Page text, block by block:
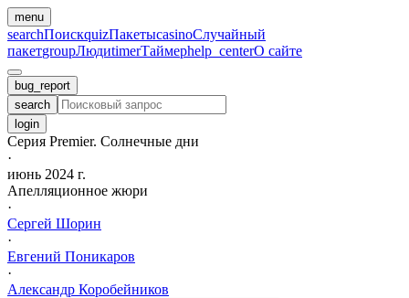
menu
searchПоискquizПакетыcasinoСлучайный
пакетgroupЛюдиtimerТаймерhelp_centerО сайте
bug_report
search
login
Серия Premier. Солнечные дни
·
июнь 2024 г.
Апелляционное жюри
·
Сергей Шорин
·
Евгений Поникаров
·
Александр Коробейников